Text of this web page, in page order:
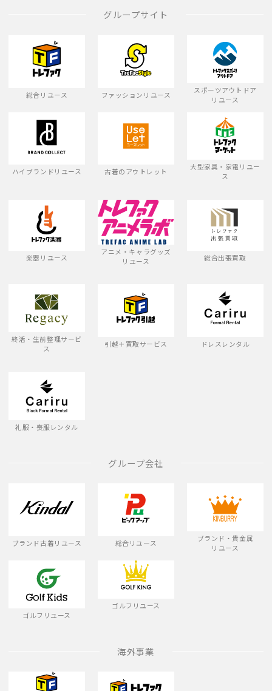
グループサイト
総合リユース ファッションリユース
スポーツアウトドア
リユース
ハイブランドリユース 古着のアウトレット
大型家具・家電リユー
ス
楽器リユース
アニメ・キャラグッズ
リユース
総合出張買取
終活・生前整理サービ
ス
引越＋買取サービス ドレスレンタル
礼服・喪服レンタル
グループ会社
ブランド古着リユース 総合リユース
ブランド・貴金属
リユース
ゴルフリユース
ゴルフリユース
海外事業